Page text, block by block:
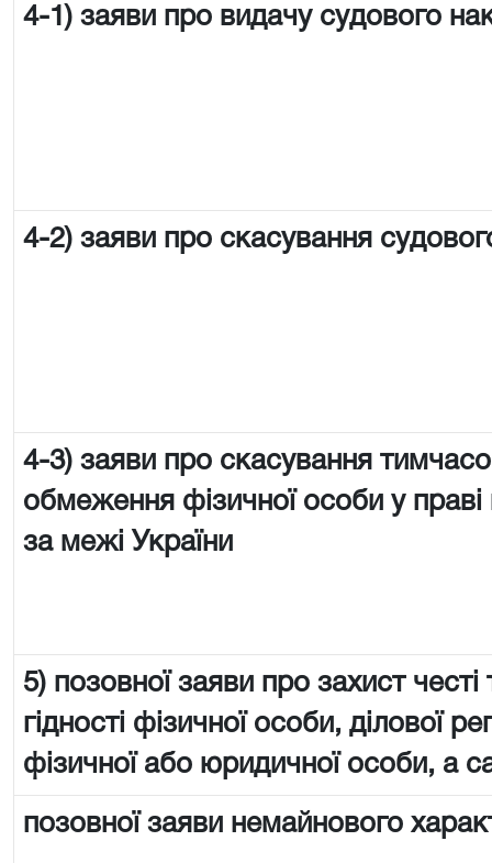
4-1) заяви про видачу судового
4-2) заяви про скасування
4-3) заяви про скасування
обмеження фізичної особи у праві
за межі України
5) позовної заяви про захист честі
гідності фізичної особи, ділової
фізичної або юридичної особи, а
позовної заяви немайнового